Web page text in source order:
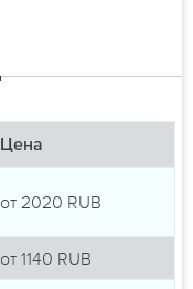
Цена
от 2020 RUB
от 1140 RUB